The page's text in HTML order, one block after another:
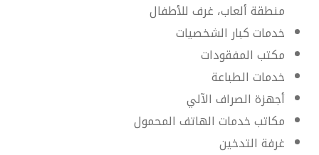
منطقة ألعاب، غرف للأطفال
خدمات كبار الشخصيات
مكتب المفقودات
خدمات الطباعة
أجهزة الصراف الآلي
مكاتب خدمات الهاتف المحمول
غرفة التدخين